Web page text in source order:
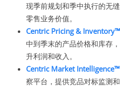
现季前规划和季中执行的无
零售业务价值。
Centric Pricing & Inventory™
中到季末的产品价格和库存
升利润和收入。
Centric Market Intelligence™
察平台，提供竞品对标监测